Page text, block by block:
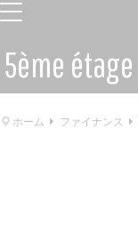
5ème étage
ホーム ファイナンス